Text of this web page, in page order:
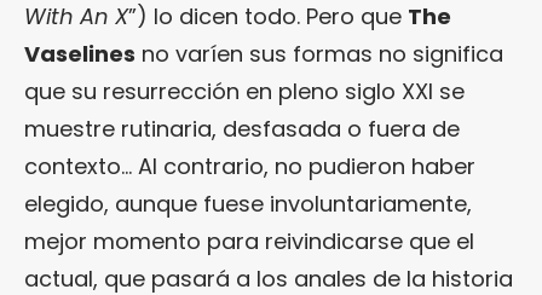
With An X”) lo dicen todo. Pero que The
Vaselines no varíen sus formas no significa
que su resurrección en pleno siglo XXI se
muestre rutinaria, desfasada o fuera de
contexto… Al contrario, no pudieron haber
elegido, aunque fuese involuntariamente,
mejor momento para reivindicarse que el
actual, que pasará a los anales de la historia